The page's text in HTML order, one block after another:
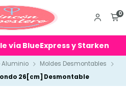
0
vía BlueExpress y Starken
Aluminio
Moldes Desmontables
26[cm] Desmontable